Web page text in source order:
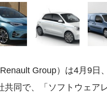
Group）は4月9日
共同で、「ソフトウェア